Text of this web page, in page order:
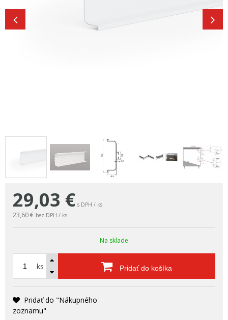
29,03 € s DPH / ks
23,60 € bez DPH / ks
Na sklade
ks Pridať do košíka
Pridať do "Nákupného
zoznamu"